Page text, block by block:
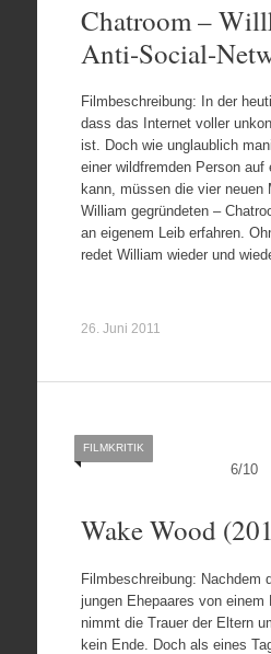
Chatroom –
Anti-Social-
Filmbeschreibung: In der
dass das Internet voller
ist. Doch wie unglaublich
einer wildfremden Person auf
kann, müssen die vier neuen
William gegründeten –
an eigenem Leib erfahren.
redet William wieder und
26. Juni 2011
6/10
FILMKRITIK
Wake Wood
Filmbeschreibung: Nachdem
jungen Ehepaares von einem
nimmt die Trauer der Eltern
kein Ende. Doch als eines